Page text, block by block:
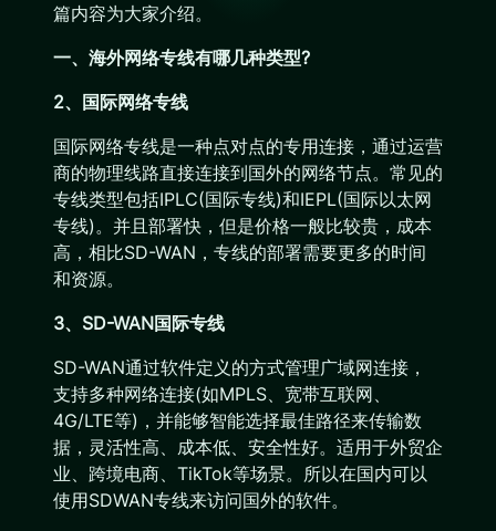
篇内容为大家介绍。
一、海外网络专线有哪几种类型?
2、国际网络专线
国际网络专线是一种点对点的专用连接，通过运营
商的物理线路直接连接到国外的网络节点。常见的
专线类型包括IPLC(国际专线)和IEPL(国际以太网
专线)。并且部署快，但是价格一般比较贵，成本
高，相比SD-WAN，专线的部署需要更多的时间
和资源。
3、SD-WAN国际专线
SD-WAN通过软件定义的方式管理广域网连接，
支持多种网络连接(如MPLS、宽带互联网、
4G/LTE等)，并能够智能选择最佳路径来传输数
据，灵活性高、成本低、安全性好。适用于外贸企
业、跨境电商、TikTok等场景。所以在国内可以
使用SDWAN专线来访问国外的软件。